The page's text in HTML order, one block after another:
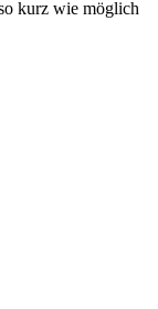
kurz wie möglich